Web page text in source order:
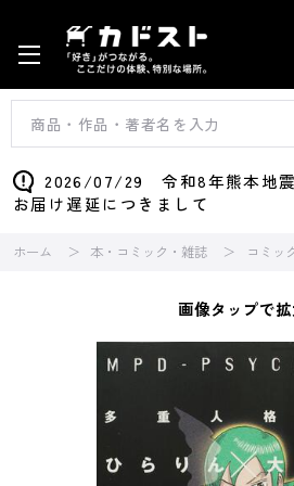
2026/07/29 令和8年熊本地震
お届け遅延につきまして
ホーム 本・コミック・雑誌 コミッ
画像タップで